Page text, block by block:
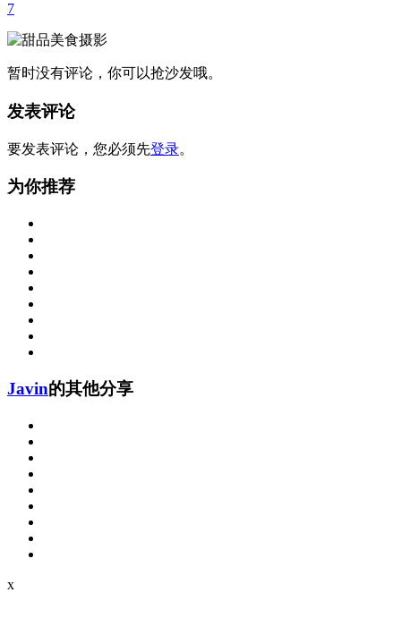
7
暂时没有评论，你可以抢沙发哦。
发表评论
要发表评论，您必须先登录。
为你推荐
Javin的其他分享
x